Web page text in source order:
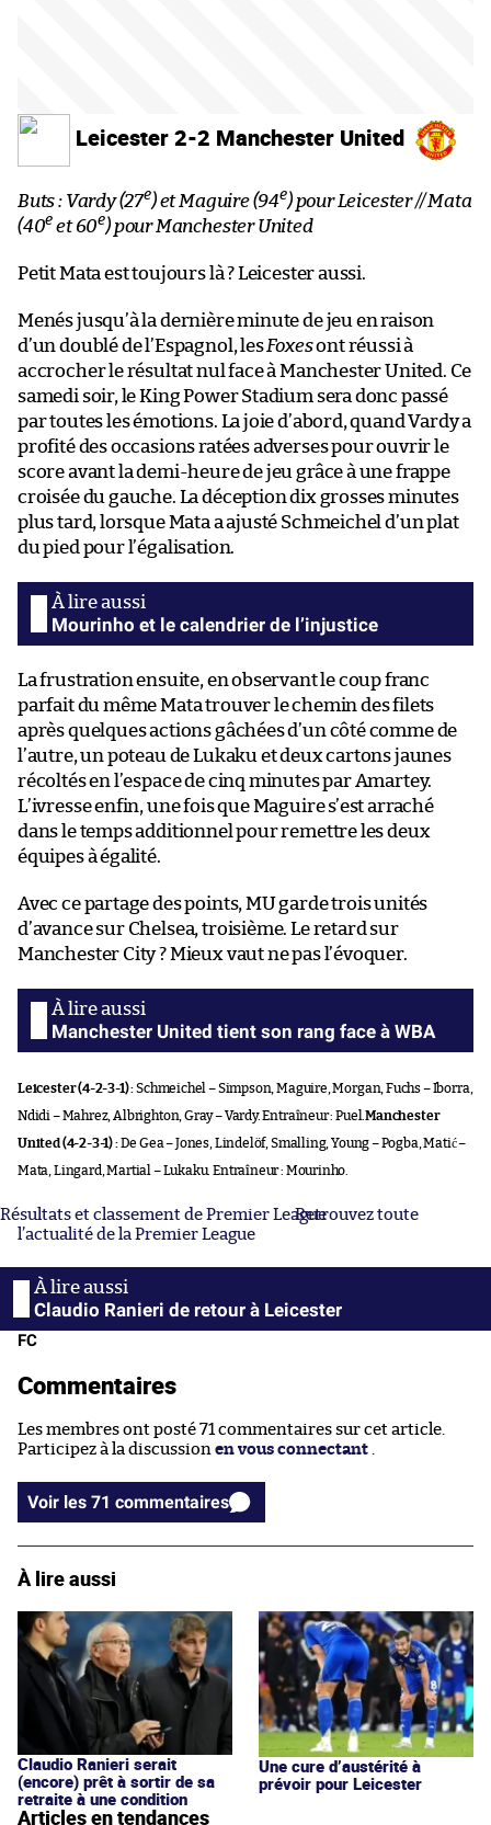
Leicester 2-2 Manchester United
Buts : Vardy (27e) et Maguire (94e) pour Leicester // Mata
(40e et 60e) pour Manchester United
Petit Mata est toujours là ? Leicester aussi.
Menés jusqu’à la dernière minute de jeu en raison
d’un doublé de l’Espagnol, lesFoxesont réussi à
accrocher le résultat nul face à Manchester United. Ce
samedi soir, le King Power Stadium sera donc passé
par toutes les émotions. La joie d’abord, quand Vardy a
profité des occasions ratées adverses pour ouvrir le
score avant la demi-heure de jeu grâce à une frappe
croisée du gauche. La déception dix grosses minutes
plus tard, lorsque Mata a ajusté Schmeichel d’un plat
du pied pour l’égalisation.
Mourinho et le calendrier de l’injustice
La frustration ensuite, en observant le coup franc
parfait du même Mata trouver le chemin des filets
après quelques actions gâchées d’un côté comme de
l’autre, un poteau de Lukaku et deux cartons jaunes
récoltés en l’espace de cinq minutes par Amartey.
L’ivresse enfin, une fois que Maguire s’est arraché
dans le temps additionnel pour remettre les deux
équipes à égalité.
Avec ce partage des points, MU garde trois unités
d’avance sur Chelsea, troisième. Le retard sur
Manchester City ? Mieux vaut ne pas l’évoquer.
Manchester United tient son rang face à WBA
Leicester (4-2-3-1) :Schmeichel – Simpson, Maguire, Morgan, Fuchs – Iborra,
Ndidi – Mahrez, Albrighton, Gray – Vardy. Entraîneur : Puel.Manchester
United (4-2-3-1) :De Gea – Jones, Lindelöf, Smalling, Young – Pogba, Matić –
Mata, Lingard, Martial – Lukaku. Entraîneur : Mourinho.
Résultats et classement de Premier LeagueRetrouvez toute
l’actualité de la Premier League
Claudio Ranieri de retour à Leicester
FC
Commentaires
Les membres ont posté 71 commentaires sur cet article.
Participez à la discussion en vous connectant
Voir les 71 commentaires
À lire aussi
Claudio Ranieri serait
(encore) prêt à sortir de sa
retraite à une condition
Une cure d’austérité à
prévoir pour Leicester
Articles en tendances